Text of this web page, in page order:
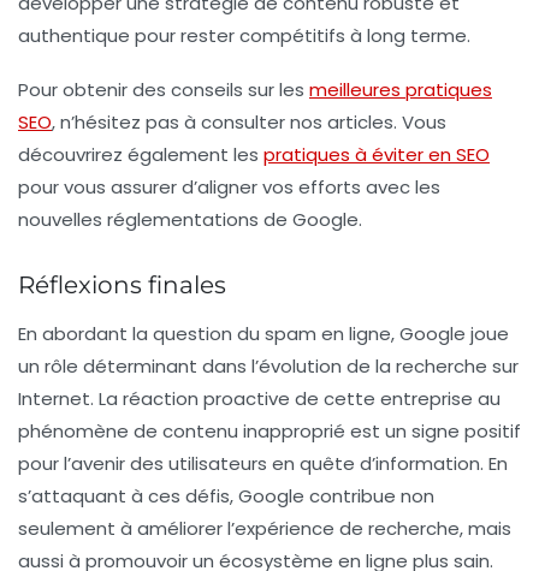
authentique pour rester compétitifs à long terme.
Pour obtenir des conseils sur les meilleures pratiques
SEO, n’hésitez pas à consulter nos articles. Vous
découvrirez également les pratiques à éviter en SEO
pour vous assurer d’aligner vos efforts avec les
nouvelles réglementations de Google.
Réflexions finales
En abordant la question du spam en ligne, Google joue
un rôle déterminant dans l’évolution de la recherche sur
Internet. La réaction proactive de cette entreprise au
phénomène de contenu inapproprié est un signe positif
pour l’avenir des utilisateurs en quête d’information. En
s’attaquant à ces défis, Google contribue non
seulement à améliorer l’expérience de recherche, mais
aussi à promouvoir un écosystème en ligne plus sain.